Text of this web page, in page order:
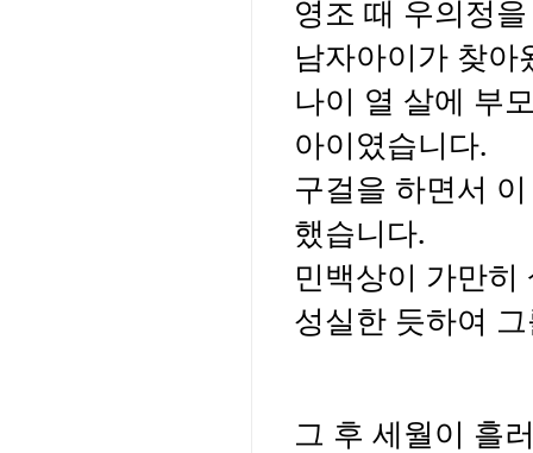
영조 때 우의정
남자아이가 찾
나이 열 살에 부
아이였습니다.
구걸을 하면서
했습니다.
민백상이 가만
성실한 듯하여
그 후 세월이 흘